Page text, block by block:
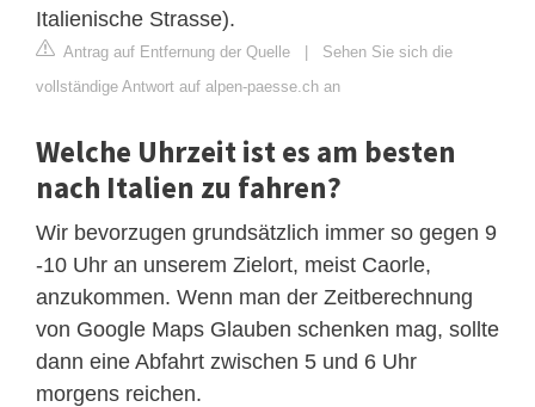
Italienische Strasse).
Antrag auf Entfernung der Quelle | Sehen Sie sich die
vollständige Antwort auf alpen-paesse.ch an
Welche Uhrzeit ist es am besten
nach Italien zu fahren?
Wir bevorzugen grundsätzlich immer so gegen 9
-10 Uhr an unserem Zielort, meist Caorle,
anzukommen. Wenn man der Zeitberechnung
von Google Maps Glauben schenken mag, sollte
dann eine Abfahrt zwischen 5 und 6 Uhr
morgens reichen.